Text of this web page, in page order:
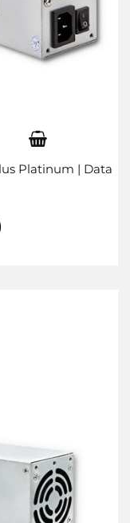
Platinum | Data